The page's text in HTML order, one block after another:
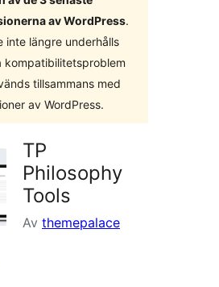
av WordPress.
inte längre underhålls
kompatibilitetsproblem
tillsammans med
av WordPress.
TP
Philosophy
Tools
Av themepalace